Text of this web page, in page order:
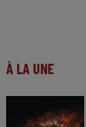
À LA UNE